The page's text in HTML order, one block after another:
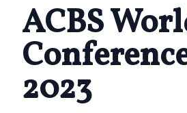
ACBS
2023